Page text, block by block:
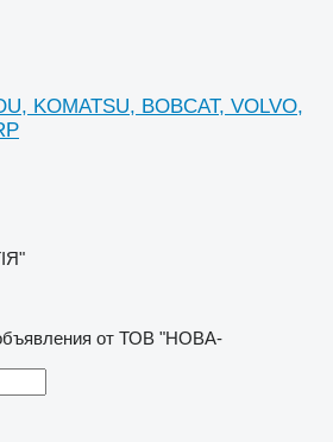
KOMATSU, BOBCAT, VOLVO,
от ТОВ "НОВА-